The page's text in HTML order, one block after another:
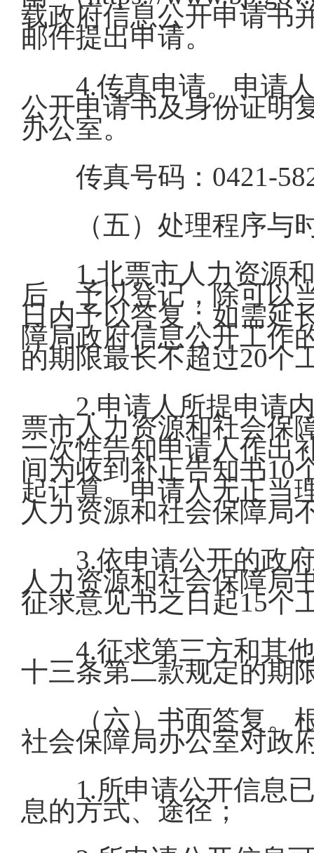
载政府信息公开申请书
邮件提出申请。
4.传真申请。申请
公开申请书及身份证明
办公室。
传真号码：0421-
（五）处理程序与
1.北票市人力资源
后，予以登记，除可以
日内予以答复；如需延
障局政府信息公开工作
的期限最长不超过20个
2.申请人所提申请
票市人力资源和社会保
一次性告知申请人作出
间为收到补正告知书10
起计算。申请人无正当
人力资源和社会保障局
3.依申请公开的政
人力资源和社会保障局
征求意见书之日起15个
4.征求第三方和其
十三条第二款规定的期
（六）书面答复
社会保障局办公室对政
1.所申请公开信息
息的方式、途径；